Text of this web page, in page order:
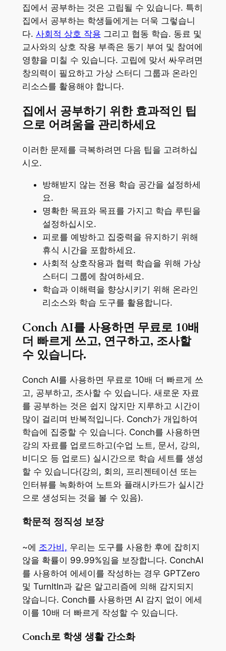
집에서 공부하는 것은 고립될 수 있습니다. 특히
집에서 공부하는 학생들에게는 더욱 그렇습니
다. 사회적 상호 작용 그리고 협동 학습. 동료 및
교사와의 상호 작용 부족은 동기 부여 및 참여에
영향을 미칠 수 있습니다. 고립에 맞서 싸우려면
창의력이 필요하고 가상 스터디 그룹과 온라인
리소스를 활용해야 합니다.
집에서 공부하기 위한 효과적인 팁
으로 어려움을 관리하세요
이러한 문제를 극복하려면 다음 팁을 고려하십
시오.
방해받지 않는 전용 학습 공간을 설정하세
요.
명확한 목표와 목표를 가지고 학습 루틴을
설정하십시오.
피로를 예방하고 집중력을 유지하기 위해
휴식 시간을 포함하세요.
사회적 상호작용과 협력 학습을 위해 가상
스터디 그룹에 참여하세요.
학습과 이해력을 향상시키기 위해 온라인
리소스와 학습 도구를 활용합니다.
Conch AI를 사용하면 무료로 10배
더 빠르게 쓰고, 연구하고, 조사할
수 있습니다.
Conch AI를 사용하면 무료로 10배 더 빠르게 쓰
고, 공부하고, 조사할 수 있습니다. 새로운 자료
를 공부하는 것은 쉽지 않지만 지루하고 시간이
많이 걸리며 반복적입니다. Conch가 개입하여
학습에 집중할 수 있습니다. Conch를 사용하면
강의 자료를 업로드하고(수업 노트, 문서, 강의,
비디오 등 업로드) 실시간으로 학습 세트를 생성
할 수 있습니다(강의, 회의, 프리젠테이션 또는
인터뷰를 녹화하여 노트와 플래시카드가 실시간
으로 생성되는 것을 볼 수 있음).
학문적 정직성 보장
~에 조가비, 우리는 도구를 사용한 후에 잡히지
않을 확률이 99.99%임을 보장합니다. ConchAI
를 사용하여 에세이를 작성하는 경우 GPTZero
및 TurnItIn과 같은 알고리즘에 의해 감지되지
않습니다. Conch를 사용하면 AI 감지 없이 에세
이를 10배 더 빠르게 작성할 수 있습니다.
Conch로 학생 생활 간소화